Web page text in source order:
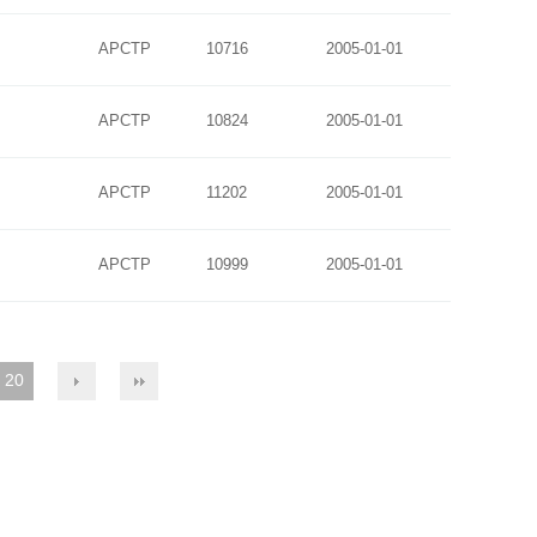
APCTP 10716 2005-01-01
APCTP 10824 2005-01-01
APCTP 11202 2005-01-01
APCTP 10999 2005-01-01
20